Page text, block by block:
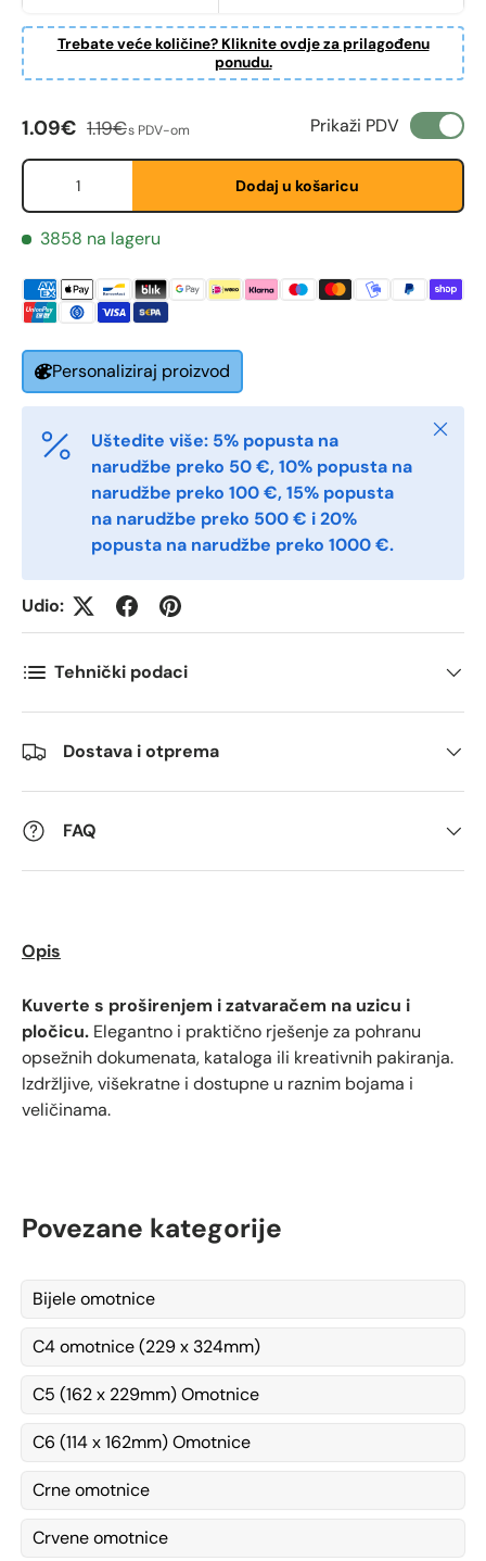
Trebate veće količine? Kliknite ovdje za prilagođenu
ponudu.
Fornavn
Etternavn
E-post *
Telefon
Postnummer *
Antall *
Kommentarer
Cijena na sniženju
1.09€ Redovna cijena
1.19€s PDV-om Prikaži PDV
Količina
Dodaj u košaricu
3858 na lageru
Personaliziraj proizvod
Uštedite više: 5% popusta na
narudžbe preko 50 €, 10% popusta na
narudžbe preko 100 €, 15% popusta
na narudžbe preko 500 € i 20%
popusta na narudžbe preko 1000 €.
Udio:
Tehnički podaci
Dostava i otprema
FAQ
Opis
Kuverte s proširenjem i zatvaračem na uzicu i
pločicu. Elegantno i praktično rješenje za pohranu
opsežnih dokumenata, kataloga ili kreativnih pakiranja.
Izdržljive, višekratne i dostupne u raznim bojama i
veličinama.
Povezane kategorije
Bijele omotnice
C4 omotnice (229 x 324mm)
C5 (162 x 229mm) Omotnice
C6 (114 x 162mm) Omotnice
Crne omotnice
Crvene omotnice